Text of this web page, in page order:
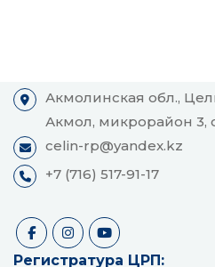
o
o
k
p
p
m
Акмолинская обл.,
Акмол, микрорайон 3,
celin-rp@yandex.kz
+7 (716) 517-91-17
Регистратура ЦРП: